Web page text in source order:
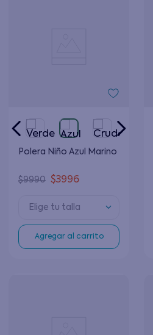
Polera Niño Azul Marino
$9990 $3996
Elige tu talla
Agregar al carrito